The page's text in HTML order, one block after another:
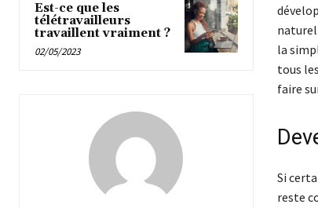
Est-ce que les
télétravailleurs
travaillent vraiment ?
02/05/2023
la
tous
faire
Si
reste